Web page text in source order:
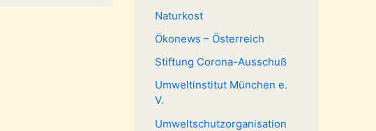
Naturkost
Ökonews – Österreich
Stiftung Corona-Ausschuß
Umweltinstitut München e.
V.
Umweltschutzorganisation